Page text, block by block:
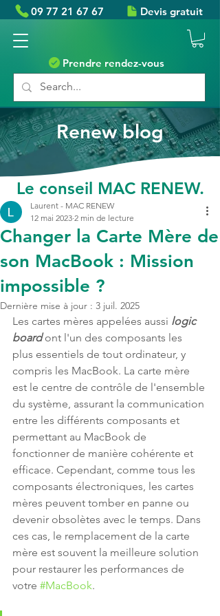
09 77 21 67 67 Devis gratuit
Prendre rendez-vous
Renew blog
Le conseil MAC RENEW.
Changer la Carte Mère de
son MacBook : Mission
impossible ?
Laurent - MAC RENEW
12 mai 2023 2 min de lecture
Dernière mise à jour : 3 juil. 2025
Les cartes mères appelées aussi logic
board ont l'un des composants les
plus essentiels de tout ordinateur, y
compris les MacBook. La carte mère
est le centre de contrôle de l'ensemble
du système, assurant la communication
entre les différents composants et
permettant au MacBook de
fonctionner de manière cohérente et
efficace. Cependant, comme tous les
composants électroniques, les cartes
mères peuvent tomber en panne ou
devenir obsolètes avec le temps. Dans
ces cas, le remplacement de la carte
mère est souvent la meilleure solution
pour restaurer les performances de
votre #MacBook.